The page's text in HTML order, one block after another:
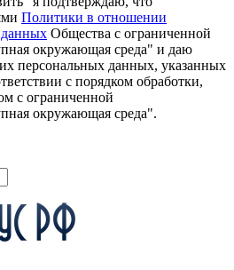
Политики в отношении
данных Общества с ограниченной
окружающая среда" и даю
персональных данных, указанных
с порядком обработки,
с ограниченной
окружающая среда".